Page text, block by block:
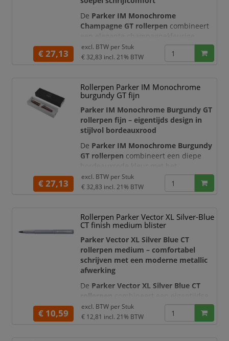
De Parker IM Monochrome
Champagne GT rollerpen combineert
afwerking met het betrouwbare
schrijfcomfort van Parker. De volledig
vormen samen een stijlvol
monochroom ontwerp. Hierdoor is
deze rollerpen een representatieve
keuze voor de moderne professional e
€ 27,13
excl. BTW per Stuk
€ 32,83 incl. 21% BTW
Rollerpen Parker IM Monochrome
burgundy GT fijn
Parker IM Monochrome Burgundy GT
rollerpen fijn – eigentijds design in
stijlvol bordeauxrood
De Parker IM Monochrome Burgundy
GT rollerpen combineert een diepe
betrouwbare schrijfcomfort van Parker.
De volledig metalen behuizing,
verfijnd monochroom ontwerp.
Hierdoor is deze luxe rollerpen een
stijlvolle keuze voor professionals die
waarde hechten aan kwalit
€ 27,13
excl. BTW per Stuk
€ 32,83 incl. 21% BTW
Rollerpen Parker Vector XL Silver-Blue
CT finish medium blister
Parker Vector XL Silver Blue CT
rollerpen medium – comfortabel
schrijven met een moderne metallic
afwerking
De Parker Vector XL Silver Blue CT
rollerpen
zilverblauwe afwerking met het
betrouwbare schrijfcomfort van Parker.
€ 10,59
excl. BTW per Stuk
€ 12,81 incl. 21% BTW